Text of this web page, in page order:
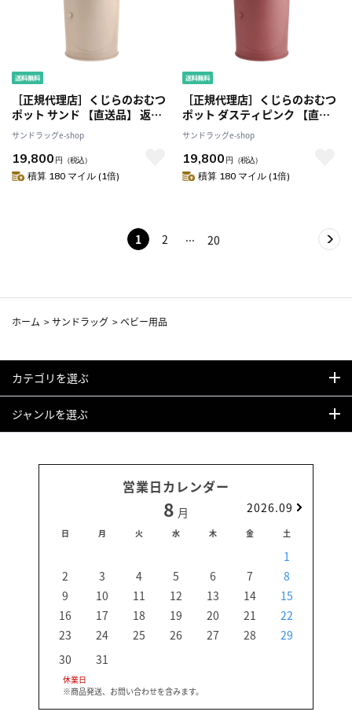
［正規代理店］くじらのおむつ
ポット サンド 【直送品】 返
品・キャンセル・他商品と同時
購入は不可
サンドラッグe-shop
19,800 円 （税込）
積算 180 マイル (1倍)
［正規代理店］くじらのおむつ
ポット ダスティピンク 【直送
品】 返品・キャンセル・他商品
と同時購入は不可
サンドラッグe-shop
19,800 円 （税込）
積算 180 マイル (1倍)
1 2 20
ホーム >サンドラッグ >ベビー用品
カテゴリを選ぶ
ジャンルを選ぶ
営業日カレンダー
8 月 2026.09
日 月 火 水 木 金 土
1
2
3 4 5 6 7
8
9
10 11 12 13 14
15
16
17 18 19 20 21
22
23
24 25 26 27 28
29
30
31
休業日
※商品発送、お問い合わせを含みます。